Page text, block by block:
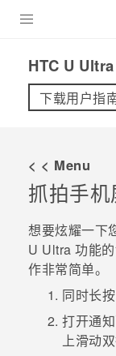
VIVE
支持帮助
在线客服
HTC U
下载用户指
< < Menu
抓拍手机
想要炫耀一下
U Ultra 功能
作非常简单。
同时长按
打开通
上滑动双